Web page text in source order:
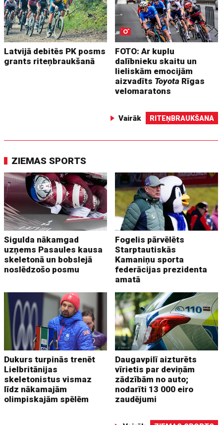
Latvijā debitēs PK posms
grants riteņbraukšanā
FOTO: Ar kuplu
dalībnieku skaitu un
lieliskām emocijām
aizvadīts Toyota Rīgas
velomaratons
Vairāk RITEŅBRAUKŠANA
ZIEMAS SPORTS
Sigulda nākamgad
uzņems Pasaules kausa
skeletonā un bobslejā
noslēdzošo posmu
Fogelis pārvēlēts
Starptautiskās
Kamaniņu sporta
federācijas prezidenta
amatā
Dukurs turpinās trenēt
Lielbritānijas
skeletonistus vismaz
līdz nākamajām
olimpiskajām spēlēm
Daugavpilī aizturēts
vīrietis par deviņām
zādzībām no auto;
nodarīti 13 000 eiro
zaudējumi